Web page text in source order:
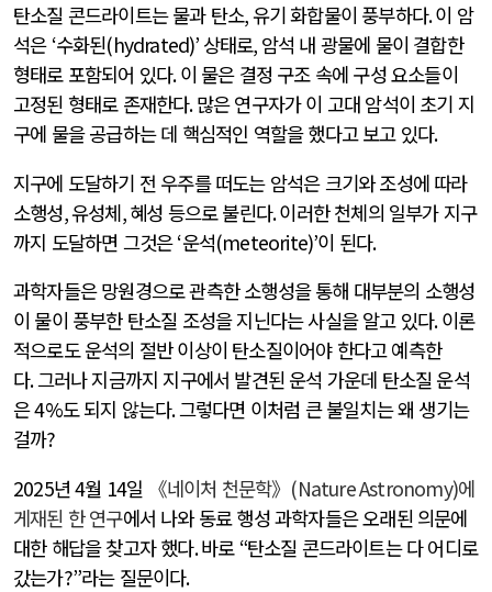
탄소질 콘드라이트는 물과 탄소,유기 화합물이 풍부하다.이 암
석은 ‘수화된(hydrated)’ 상태로, 암석 내 광물에 물이 결합한
형태로 포함되어 있다.이 물은 결정 구조 속에 구성 요소들이
고정된 형태로 존재한다.많은 연구자가 이 고대 암석이 초기 지
구에 물을 공급하는 데 핵심적인 역할을 했다고 보고 있다.
지구에 도달하기 전 우주를 떠도는 암석은 크기와 조성에 따라
소행성,유성체,혜성 등으로 불린다.이러한 천체의 일부가 지구
까지 도달하면 그것은‘운석(meteorite)’이 된다.
과학자들은 망원경으로 관측한 소행성을 통해 대부분의 소행성
이 물이 풍부한 탄소질 조성을 지닌다는 사실을 알고 있다.이론
적으로도 운석의 절반 이상이 탄소질이어야 한다고 예측한
다.그러나 지금까지 지구에서 발견된 운석 가운데 탄소질 운석
은4%도 되지 않는다.그렇다면 이처럼 큰 불일치는 왜 생기는
걸까?
2025년4월 14일 《네이처 천문학》 (Nature Astronomy)에
게재된 한 연구에서 나와 동료 행성 과학자들은 오래된 의문에
대한 해답을 찾고자 했다.바로 “탄소질 콘드라이트는 다 어디로
갔는가?”라는 질문이다.